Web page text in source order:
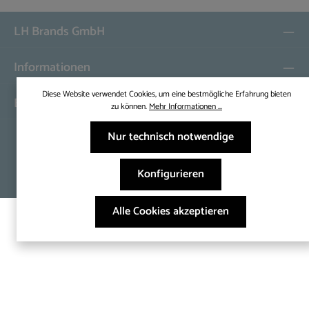
LH Brands GmbH
Informationen
Bleiben Sie auf dem Laufenden
© 2026 LH Brands GmbH - with by
* Alle Preise inkl. gesetzl. Mehrwertsteuer zzgl.Versandkosten
Nachnahmegebühren, wenn nicht anders angegeben.
Diese Website verwendet Cookies, um eine bestmögliche Erfahrung bieten
zu können.Mehr Informationen ...
Nur technisch notwendige
Konfigurieren
Alle Cookies akzeptieren